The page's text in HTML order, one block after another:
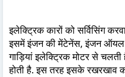
इलेक्ट्रिक कारों को सर्विसिंग
इसमें इंजन की मेंटेनेंस, इंजन ऑयल
गाड़ियां इलेक्ट्रिक मोटर से
होती है. इस तरह इसके रखरखाव